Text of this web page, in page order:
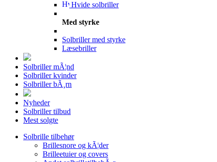
Hvide solbriller
Med styrke
Solbriller med styrke
Læsebriller
Solbriller mÃ¦nd
Solbriller kvinder
Solbriller bÃ¸rn
Nyheder
Solbriller tilbud
Mest solgte
Solbrille tilbehør
Brillesnore og kÃ¦der
Brilleetuier og covers